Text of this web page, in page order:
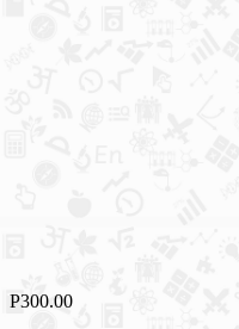
Р300.00